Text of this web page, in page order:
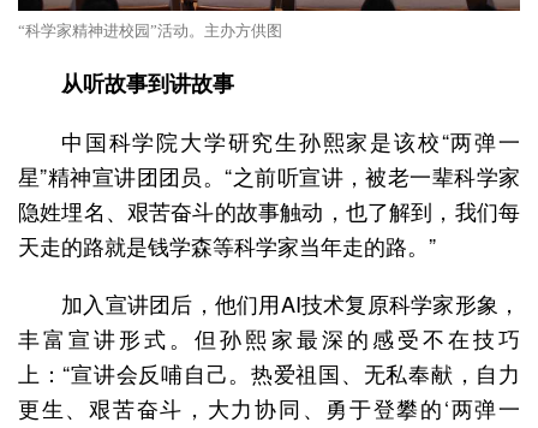
“科学家精神进校园”活动。主办方供图
从听故事到讲故事
中国科学院大学研究生孙熙家是该校“两弹一
星”精神宣讲团团员。“之前听宣讲，被老一辈科学家
隐姓埋名、艰苦奋斗的故事触动，也了解到，我们每
天走的路就是钱学森等科学家当年走的路。”
加入宣讲团后，他们用AI技术复原科学家形象，
丰富宣讲形式。但孙熙家最深的感受不在技巧
上：“宣讲会反哺自己。热爱祖国、无私奉献，自力
更生、艰苦奋斗，大力协同、勇于登攀的‘两弹一